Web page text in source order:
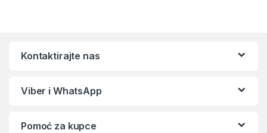
Kontaktirajte nas
Viber i WhatsApp
Pomoć za kupce